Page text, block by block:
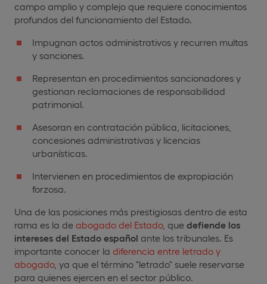
campo amplio y complejo que requiere conocimientos
profundos del funcionamiento del Estado.
Impugnan actos administrativos y recurren multas
y sanciones.
Representan en procedimientos sancionadores y
gestionan reclamaciones de responsabilidad
patrimonial.
Asesoran en contratación pública, licitaciones,
concesiones administrativas y licencias
urbanísticas.
Intervienen en procedimientos de expropiación
forzosa.
Una de las posiciones más prestigiosas dentro de esta
rama es la de abogado del Estado, que defiende los
intereses del Estado español ante los tribunales. Es
importante conocer la diferencia entre letrado y
abogado, ya que el término "letrado" suele reservarse
para quienes ejercen en el sector público.